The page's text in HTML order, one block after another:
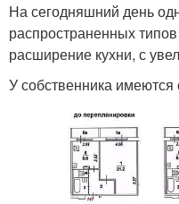
На сегодняшний день
распространенных
расширение кухни, с
У собственника